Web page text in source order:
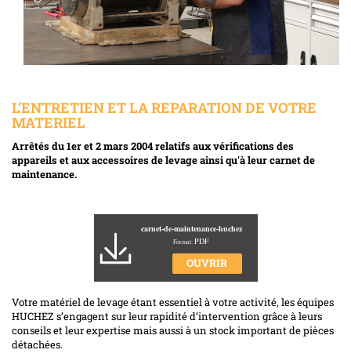
L’ENTRETIEN ET LA REPARATION DE VOTRE
MATERIEL
Arrêtés du 1er et 2 mars 2004 relatifs aux vérifications des
appareils et aux accessoires de levage ainsi qu'à leur carnet de
maintenance.
carnet-de-maintenance-huchez
Format: PDF
OUVRIR
Votre matériel de levage étant essentiel à votre activité, les équipes
HUCHEZ s’engagent sur leur rapidité d’intervention grâce à leurs
conseils et leur expertise mais aussi à un stock important de pièces
détachées.